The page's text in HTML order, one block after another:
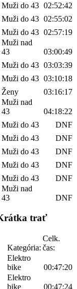
Muži do 43 02:52:42
Muži do 43 02:55:02
Muži do 43 02:57:19
Muži nad
43
03:00:49
Muži do 43 03:03:39
Muži do 43 03:10:18
Ženy 03:16:17
Muži nad
43
04:18:22
Muži do 43
DNF
Muži do 43
DNF
Muži do 43
DNF
Muži do 43
DNF
Muži do 43 DNF
Muži nad
43
DNF
trať
Kategória:
Celk.
čas:
Elektro
bike
00:47:20
Elektro
bike
00:47:24